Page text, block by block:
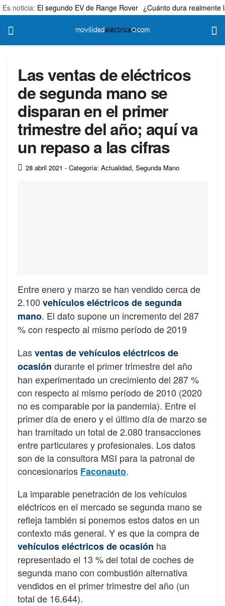
Es noticia: El segundo EV de Range Rover ¿Cuánto dura realmente
Las ventas de eléctricos
de segunda mano se
disparan en el primer
trimestre del año; aquí va
un repaso a las cifras
28 abril 2021 - Categoría: Actualidad, Segunda Mano
Entre enero y marzo se han vendido cerca de
2.100 vehículos eléctricos de segunda
mano. El dato supone un incremento del 287
% con respecto al mismo período de 2019
Lasventas de vehículos eléctricos de
ocasión durante el primer trimestre del año
han experimentado un crecimiento del 287 %
con respecto al mismo período de 2010 (2020
no es comparable por la pandemia). Entre el
primer día de enero y el último día de marzo se
han tramitado un total de 2.080 transacciones
entre particulares y profesionales. Los datos
son de la consultora MSI para la patronal de
concesionarios Faconauto.
La imparable penetración de los vehículos
eléctricos en el mercado se segunda mano se
refleja también si ponemos estos datos en un
contexto más general. Y es que la compra de
vehículos eléctricos de ocasión ha
representado el 13 % del total de coches de
segunda mano con combustión alternativa
vendidos en el primer trimestre del año (un
total de 16.644).